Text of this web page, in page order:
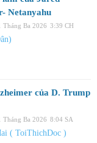
Netanyahu
Tháng Ba 2026 3:39 CH
của D. Trump
Tháng Ba 2026 8:04 SA
( ToiThichDoc )